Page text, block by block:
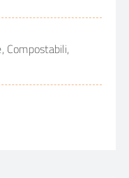
Compostabili,